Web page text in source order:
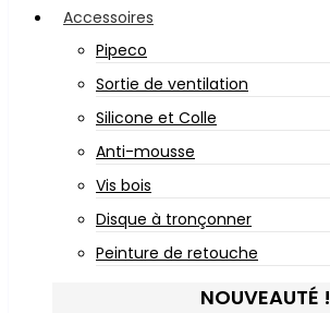
Accessoires
Pipeco
Sortie de ventilation
Silicone et Colle
Anti-mousse
Vis bois
Disque à tronçonner
Peinture de retouche
NOUVEAUTÉ !